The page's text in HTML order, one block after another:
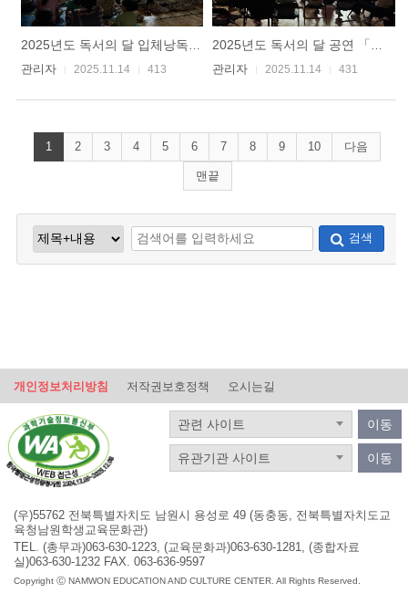
관리자
2025.11.14 413
관리자
2025.11.14 431
1 2 3 4 5 6 7 8 9 10 다음
맨끝
검색
개인정보처리방침 저작권보호정책 오시는길
(우)55762 전북특별자치도 남원시 용성로 49 (동충동, 전북특별자치도교
육청남원학생교육문화관)
TEL. (총무과)063-630-1223, (교육문화과)063-630-1281, (종합자료
실)063-630-1232 FAX. 063-636-9597
Copyright Ⓒ NAMWON EDUCATION AND CULTURE CENTER. All Rights Reserved.
관련 사이트 이동
유관기관 사이트 이동